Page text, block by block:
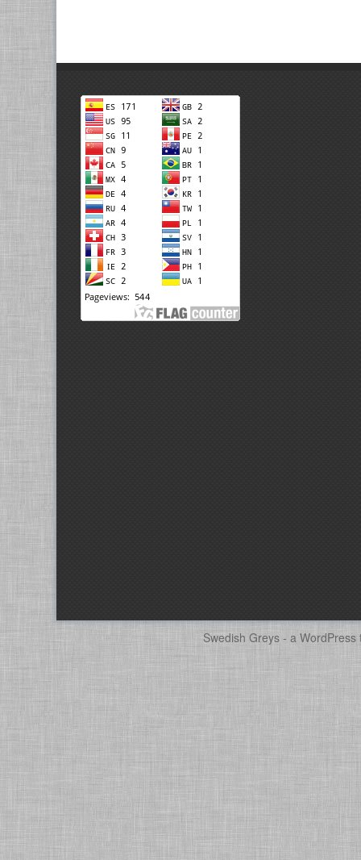
Swedish Greys - a WordPress